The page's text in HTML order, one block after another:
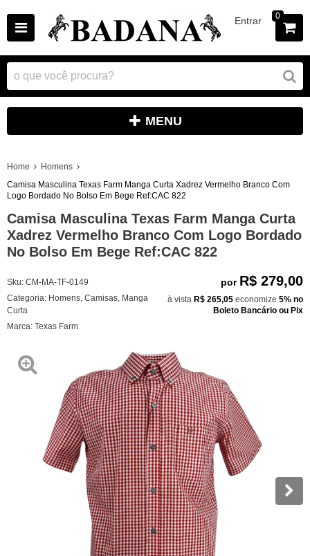
Entrar 0
MENU
Home
Homens
Camisa Masculina Texas Farm Manga Curta Xadrez Vermelho Branco Com
Logo Bordado No Bolso Em Bege Ref:CAC 822
Camisa Masculina Texas Farm Manga Curta
Xadrez Vermelho Branco Com Logo Bordado
No Bolso Em Bege Ref:CAC 822
Sku: CM-MA-TF-0149
Categoria: Homens Camisas Manga
Curta
Marca: Texas Farm
por R$ 279,00
à vista R$ 265,05 economize 5% no
Boleto Bancário ou Pix